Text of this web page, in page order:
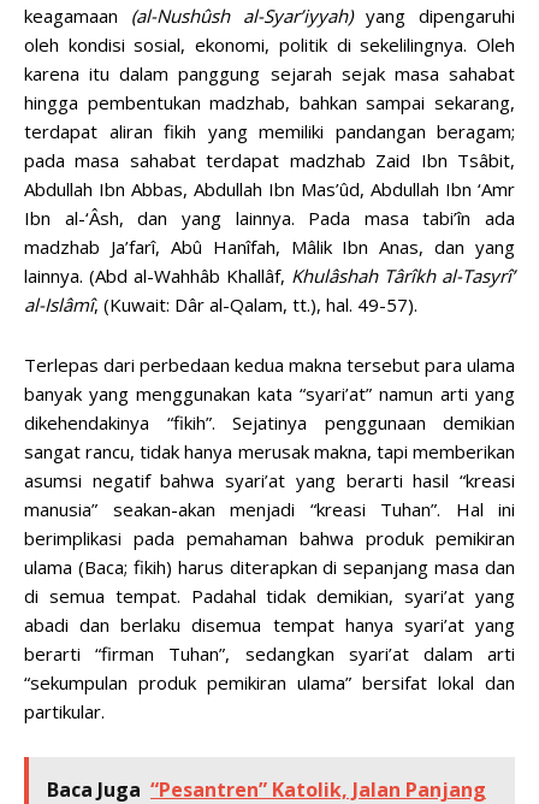
keagamaan (al-Nushûsh al-Syar’iyyah)yang dipengaruhi
oleh kondisi sosial, ekonomi, politik di sekelilingnya. Oleh
karena itu dalam panggung sejarah sejak masa sahabat
hingga pembentukan madzhab, bahkan sampai sekarang,
terdapat aliran fikih yang memiliki pandangan beragam;
pada masa sahabat terdapat madzhab Zaid Ibn Tsâbit,
Abdullah Ibn Abbas, Abdullah Ibn Mas’ûd, Abdullah Ibn ‘Amr
Ibn al-‘Âsh, dan yang lainnya. Pada masa tabi’în ada
madzhab Ja’farî, Abû Hanîfah, Mâlik Ibn Anas, dan yang
lainnya. (Abd al-Wahhâb Khallâf, Khulâshah Târîkh al-Tasyrî’
al-Islâmî, (Kuwait: Dâr al-Qalam, tt.), hal. 49-57).
Terlepas dari perbedaan kedua makna tersebut para ulama
banyak yang menggunakan kata “syari’at” namun arti yang
dikehendakinya “fikih”. Sejatinya penggunaan demikian
sangat rancu, tidak hanya merusak makna, tapi memberikan
asumsi negatif bahwa syari’at yang berarti hasil “kreasi
manusia” seakan-akan menjadi “kreasi Tuhan”. Hal ini
berimplikasi pada pemahaman bahwa produk pemikiran
ulama (Baca; fikih) harus diterapkan di sepanjang masa dan
di semua tempat. Padahal tidak demikian, syari’at yang
abadi dan berlaku disemua tempat hanya syari’at yang
berarti “firman Tuhan”, sedangkan syari’at dalam arti
“sekumpulan produk pemikiran ulama” bersifat lokal dan
partikular.
Baca Juga “Pesantren” Katolik, Jalan Panjang